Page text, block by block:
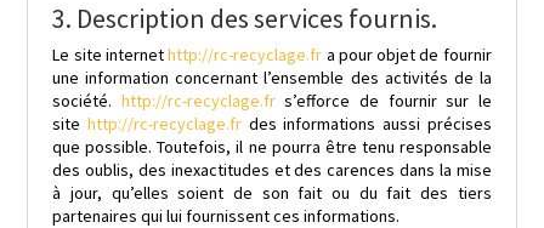
3. Description des services fournis.
Le site internethttp://rc-recyclage.fr a pour objet de fournir
une information concernant l’ensemble des activités de la
société. http://rc-recyclage.fr s’efforce de fournir sur le
site http://rc-recyclage.fr des informations aussi précises
que possible. Toutefois, il ne pourra être tenu responsable
des oublis, des inexactitudes et des carences dans la mise
à jour, qu’elles soient de son fait ou du fait des tiers
partenaires qui lui fournissent ces informations.